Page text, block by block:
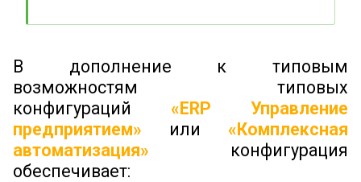
В дополнение к типовым
возможностям типовых
конфигураций «ERP Управление
предприятием» или «Комплексная
автоматизация»
конфигурация
обеспечивает: